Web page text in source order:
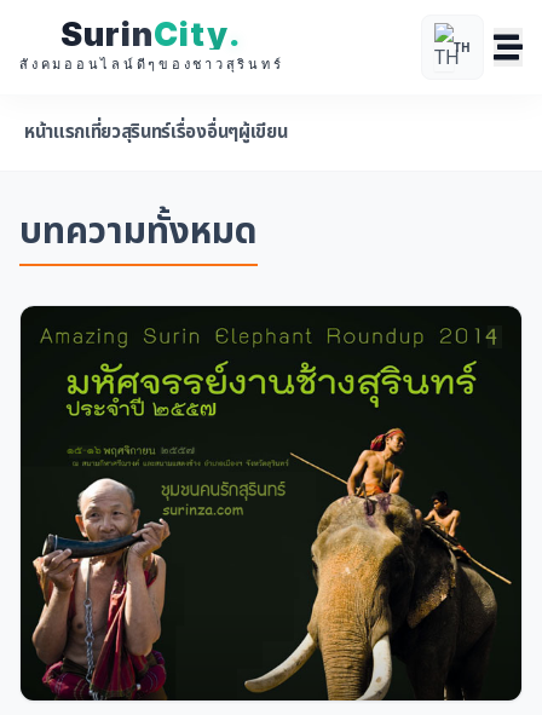
SurinCity.
สังคมออนไลน์ดีๆของชาวสุรินทร์
TH
หน้าแรกเที่ยวสุรินทร์เรื่องอื่นๆผู้เขียน
บทความทั้งหมด